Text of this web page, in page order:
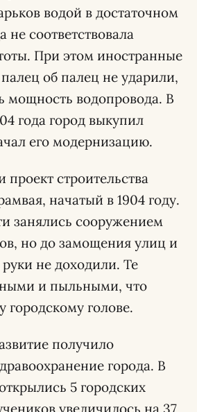
водой в достаточном
не соответствовала
При этом иностранные
об палец не ударили,
мощность водопровода. В
года город выкупил
его модернизацию.
строительства
начатый в 1904 году.
занялись сооружением
но до замощения улиц и
не доходили. Те
и пыльными, что
городскому голове.
получило
города. В
5 городских
увеличилось на 37